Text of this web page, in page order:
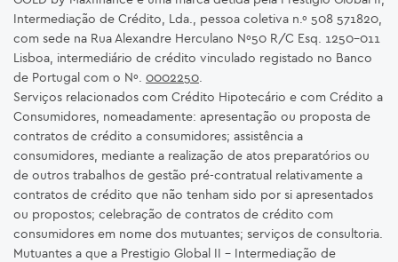
Intermediação de Crédito, Lda., pessoa coletiva n.º 508 571820,
com sede na Rua Alexandre Herculano Nº50 R/C Esq. 1250-011
Lisboa, intermediário de crédito vinculado registado no Banco
de Portugal com o Nº. 0002250.
Serviços relacionados com Crédito Hipotecário e com Crédito a
Consumidores, nomeadamente: apresentação ou proposta de
contratos de crédito a consumidores; assistência a
consumidores, mediante a realização de atos preparatórios ou
de outros trabalhos de gestão pré-contratual relativamente a
contratos de crédito que não tenham sido por si apresentados
ou propostos; celebração de contratos de crédito com
consumidores em nome dos mutuantes; serviços de consultoria.
Mutuantes a que a Prestigio Global II – Intermediação de